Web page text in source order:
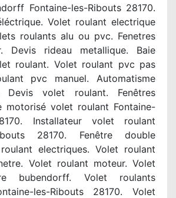
Fontaine-les-Ribouts 28170.
Volet roulant electrique
roulants alu ou pvc. Fenetres
Devis rideau metallique. Baie
roulant. Volet roulant pvc pas
pvc manuel. Automatisme
Devis volet roulant. Fenêtres
motorisé volet roulant Fontaine-
Installateur volet roulant
28170. Fenêtre double
electriques. Volet roulant
Volet roulant moteur. Volet
bubendorff. Volet roulants
les-Ribouts 28170. Volet